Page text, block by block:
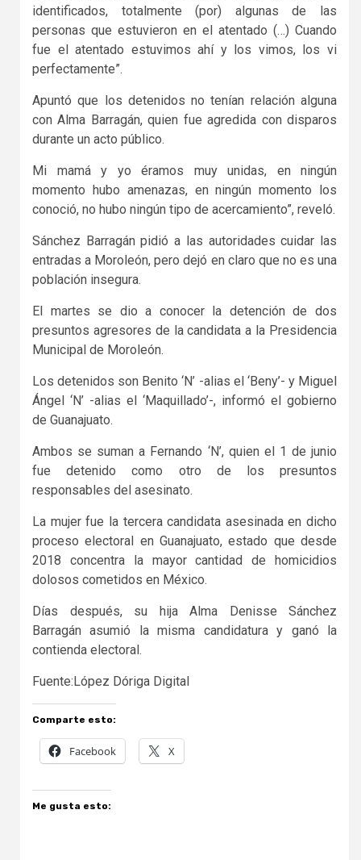
identificados, totalmente (por) algunas de las
personas que estuvieron en el atentado (…) Cuando
fue el atentado estuvimos ahí y los vimos, los vi
perfectamente”.
Apuntó que los detenidos no tenían relación alguna
con Alma Barragán, quien fue agredida con disparos
durante un acto público.
Mi mamá y yo éramos muy unidas, en ningún
momento hubo amenazas, en ningún momento los
conoció, no hubo ningún tipo de acercamiento”, reveló.
Sánchez Barragán pidió a las autoridades cuidar las
entradas a Moroleón, pero dejó en claro que no es una
población insegura.
El martes se dio a conocer la detención de dos
presuntos agresores de la candidata a la Presidencia
Municipal de Moroleón.
Los detenidos son Benito ‘N’ -alias el ‘Beny’- y Miguel
Ángel ‘N’ -alias el ‘Maquillado’-, informó el gobierno
de Guanajuato.
Ambos se suman a Fernando ‘N’, quien el 1 de junio
fue detenido como otro de los presuntos
responsables del asesinato.
La mujer fue la tercera candidata asesinada en dicho
proceso electoral en Guanajuato, estado que desde
2018 concentra la mayor cantidad de homicidios
dolosos cometidos en México.
Días después, su hija Alma Denisse Sánchez
Barragán asumió la misma candidatura y ganó la
contienda electoral.
Fuente:López Dóriga Digital
Comparte esto:
Facebook X
Me gusta esto: